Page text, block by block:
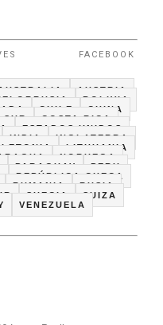
FACEBOOK
AUSTRIA
BOLIVIA
CHILE
CHINA
SUR
COSTA RICA
ESTADOS UNIDOS
INDIA
INGLATERRA
LETONIA
LITHUANIA
NORUEGA
PARAGUAY
PERU
REPÚBLICA CHECA
RUMANIA
RUSIA
SUECIA
SUIZA
VENEZUELA